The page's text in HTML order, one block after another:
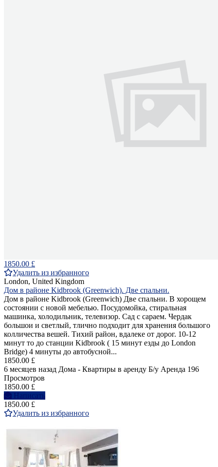
1850.00 £
Удалить из избранного
London, United Kingdom
Дом в районе Kidbrook (Greenwich). Две спальни.
Дом в районе Kidbrook (Greenwich) Две спальни. В хорощем
состоянии с новой мебелью. Посудомойка, стиральная
машинка, холодильник, телевизор. Сад с сараем. Чердак
большои и светлый, тлично подходит для хранения большого
колличества вешей. Тихий район, вдалеке от дорог. 10-12
минут то до станции Kidbrook ( 15 минут езды до London
Bridge) 4 минуты до автобусной...
1850.00 £
6 месяцев назад Дома - Квартиры в аренду Б/у Аренда 196
Просмотров
1850.00 £
Написать
1850.00 £
Удалить из избранного